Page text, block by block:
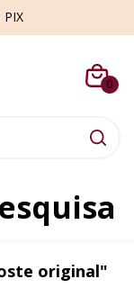
durarem os
0
original"